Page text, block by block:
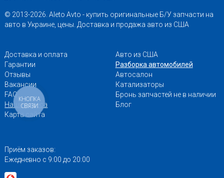
© 2013-2026. Aleto Avto - купить оригинальные Б/У запчасти на
авто в Украине, цены. Доставка и продажа авто из США
Доставка и оплата
Гарантии
Отзывы
Вакансии
FAQ
Наши адреса
Карта сайта
Авто из США
Разборка автомобилей
Автосалон
Катализаторы
Бронь запчастей не в наличии
Блог
Приём заказов:
Ежедневно с 9:00 до 20:00
КНОПКА
СВЯЗИ